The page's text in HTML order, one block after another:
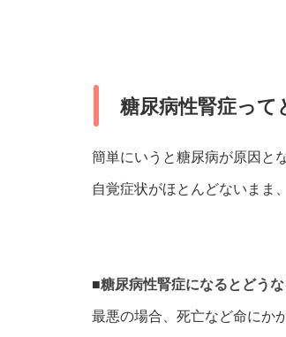
糖尿病性腎症って
簡単にいうと糖尿病が原因と
自覚症状がほとんどないまま
■糖尿病性腎症になるとどう
最悪の場合、死亡など命にか